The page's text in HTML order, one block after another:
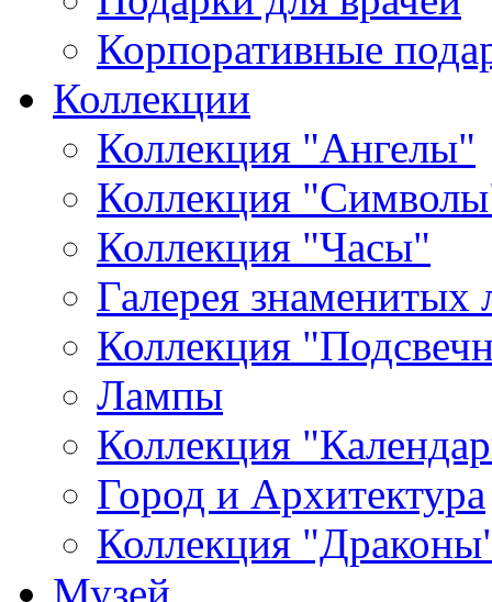
Корпоративные
Коллекции
Коллекция "Ангелы"
Коллекция
Коллекция "Часы"
Галерея знаменитых
Коллекция
Лампы
Коллекция
Город и Архитектура
Коллекция
Музей